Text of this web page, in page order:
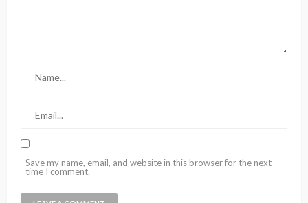
Save my name, email, and website in this browser for the next
time I comment.